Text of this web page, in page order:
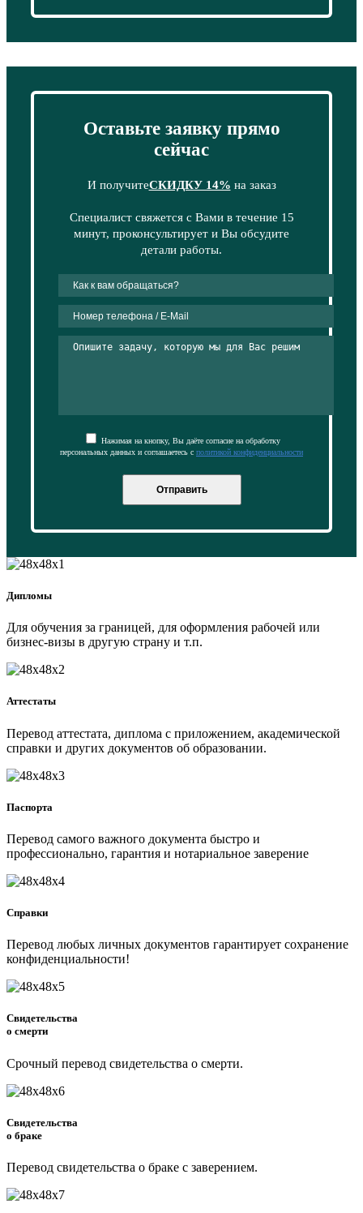
Оставьте заявку прямо
сейчас
И получитеСКИДКУ 14% на заказ
Специалист свяжется с Вами в течение 15
минут, проконсультирует и Вы обсудите
детали работы.
Нажимая на кнопку, Вы даёте согласие на обработку
персональных данных и соглашаетесь с политикой конфиденциальности
Отправить
Дипломы
Для обучения за границей, для оформления рабочей или
бизнес-визы в другую страну и т.п.
Аттестаты
Перевод аттестата, диплома с приложением, академической
справки и других документов об образовании.
Паспорта
Перевод самого важного документа быстро и
профессионально, гарантия и нотариальное заверение
Справки
Перевод любых личных документов гарантирует сохранение
конфиденциальности!
Свидетельства
о смерти
Срочный перевод свидетельства о смерти.
Свидетельства
о браке
Перевод свидетельства о браке с заверением.